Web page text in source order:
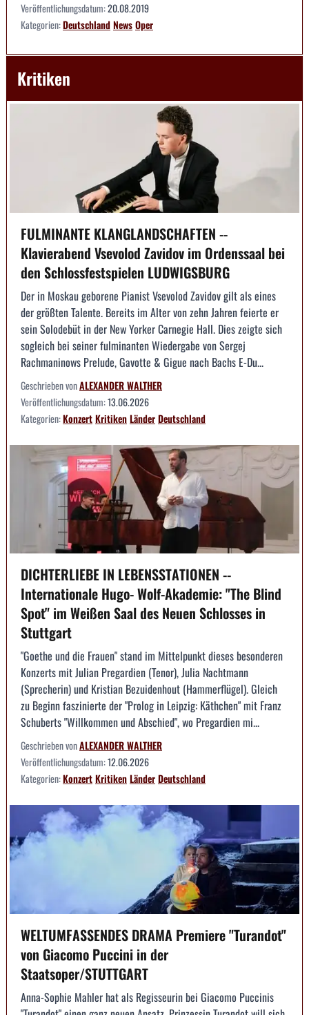
Veröffentlichungsdatum:20.08.2019
Kategorien:DeutschlandNewsOper
Kritiken
FULMINANTE KLANGLANDSCHAFTEN --
Klavierabend Vsevolod Zavidov im Ordenssaal bei
den Schlossfestspielen LUDWIGSBURG
Der in Moskau geborene Pianist Vsevolod Zavidov gilt als eines
der größten Talente. Bereits im Alter von zehn Jahren feierte er
sein Solodebüt in der New Yorker Carnegie Hall. Dies zeigte sich
sogleich bei seiner fulminanten Wiedergabe von Sergej
Rachmaninows Prelude, Gavotte & Gigue nach Bachs E-Du...
Geschrieben vonALEXANDER WALTHER
Veröffentlichungsdatum:13.06.2026
Kategorien:KonzertKritikenLänderDeutschland
DICHTERLIEBE IN LEBENSSTATIONEN --
Internationale Hugo- Wolf-Akademie: "The Blind
Spot" im Weißen Saal des Neuen Schlosses in
Stuttgart
"Goethe und die Frauen" stand im Mittelpunkt dieses besonderen
Konzerts mit Julian Pregardien (Tenor), Julia Nachtmann
(Sprecherin) und Kristian Bezuidenhout (Hammerflügel). Gleich
zu Beginn faszinierte der "Prolog in Leipzig: Käthchen" mit Franz
Schuberts "Willkommen und Abschied", wo Pregardien mi...
Geschrieben vonALEXANDER WALTHER
Veröffentlichungsdatum:12.06.2026
Kategorien:KonzertKritikenLänderDeutschland
WELTUMFASSENDES DRAMA Premiere "Turandot"
von Giacomo Puccini in der
Staatsoper/STUTTGART
Anna-Sophie Mahler hat als Regisseurin bei Giacomo Puccinis